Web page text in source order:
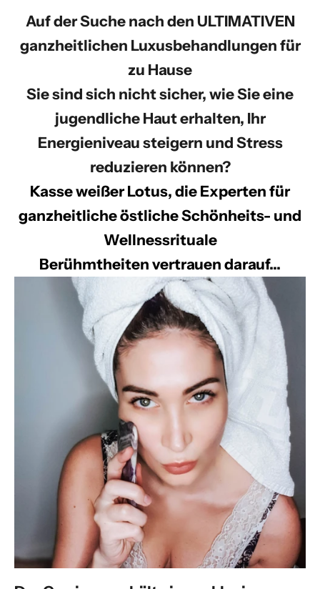
Auf der Suche nach den ULTIMATIVEN
ganzheitlichen Luxusbehandlungen für
zu Hause
Sie sind sich nicht sicher, wie Sie eine
jugendliche Haut erhalten, Ihr
Energieniveau steigern und Stress
reduzieren können?
Kasseweißer Lotus, die Experten für
ganzheitliche östliche Schönheits- und
Wellnessrituale
Berühmtheiten vertrauen darauf...